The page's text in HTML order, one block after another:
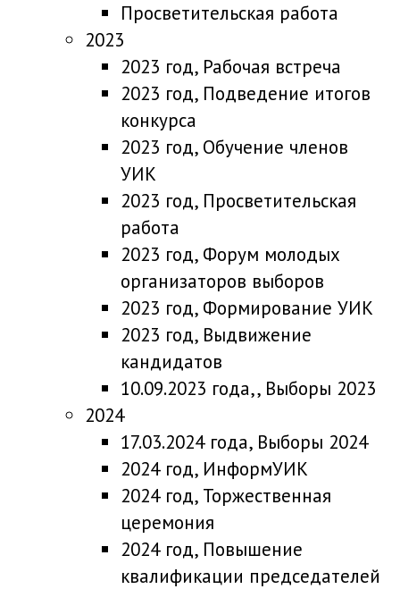
Просветительская работа
2023
2023 год, Рабочая встреча
2023 год, Подведение итогов
конкурса
2023 год, Обучение членов
УИК
2023 год, Просветительская
работа
2023 год, Форум молодых
организаторов выборов
2023 год, Формирование УИК
2023 год, Выдвижение
кандидатов
10.09.2023 года,, Выборы 2023
2024
17.03.2024 года, Выборы 2024
2024 год, ИнформУИК
2024 год, Торжественная
церемония
2024 год, Повышение
квалификации председателей